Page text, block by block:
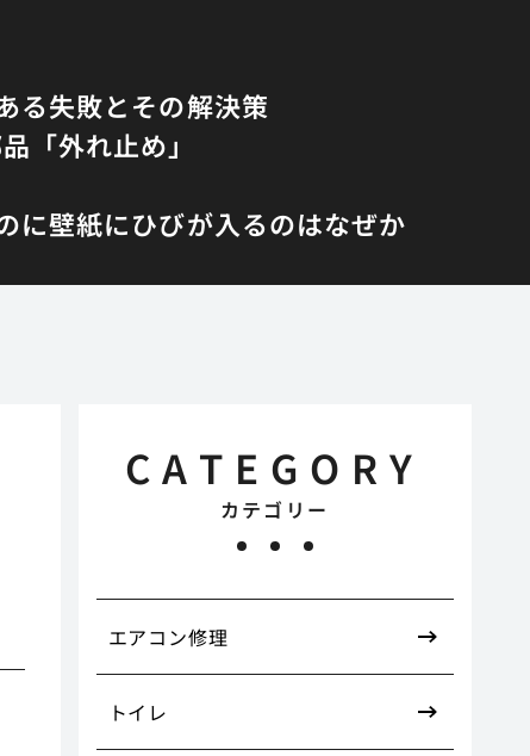
る失敗とその解決策
「外れ止め」
に壁紙にひびが入るのはなぜか
CATEGORY
カテゴリー
エアコン修理
トイレ